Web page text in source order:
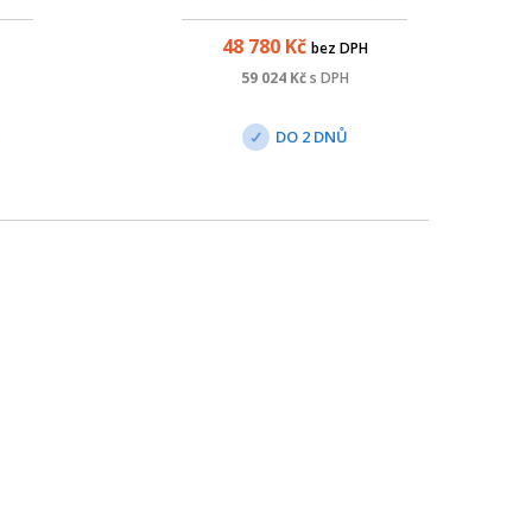
48 780Kč bez DPH
59 024Kč s DPH
DO 2 DNŮ